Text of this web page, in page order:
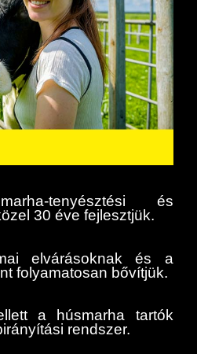
tenyésztési és
30 éve fejlesztjük.
elvárásoknak és a
folyamatosan bővítjük.
a húsmarha tartók
rendszer.